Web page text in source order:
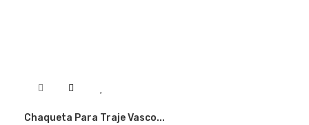
Chaqueta Para Traje Vasco...